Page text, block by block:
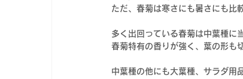
ただ、春菊は寒さにも暑さにも比
多く出回っている春菊は中葉種に
春菊特有の香りが強く、葉の形も
中葉種の他にも大葉種、サラダ用